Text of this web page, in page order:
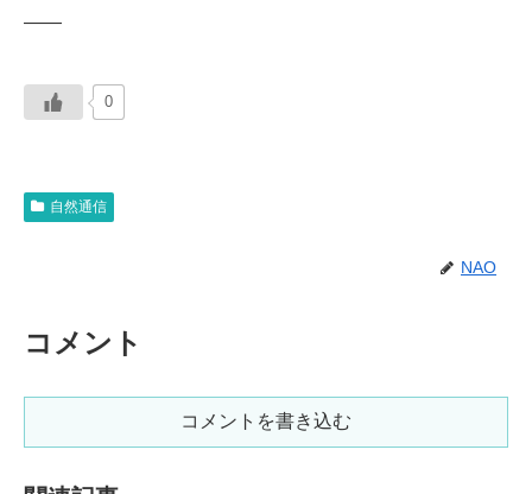
——
0
自然通信
NAO
コメント
コメントを書き込む